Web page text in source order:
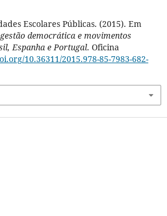
Escolares Públicas. (2015). Em
democrática e movimentos
Espanha e Portugal. Oficina
10.36311/2015.978-85-7983-682-